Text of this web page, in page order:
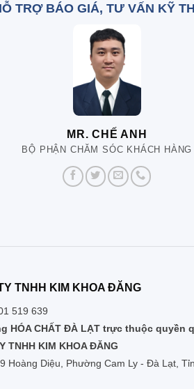
TRỢ BÁO GIÁ, TƯ VẤN KỸ
MR. CHẾ ANH
BỘ PHẬN CHĂM SÓC KHÁCH HÀNG
TNHH KIM KHOA ĐĂNG
519 639
HÓA CHẤT ĐÀ LẠT trực thuộc quyền
TNHH KIM KHOA ĐĂNG
9 Hoàng Diệu, Phường Cam Ly - Đà Lạt,